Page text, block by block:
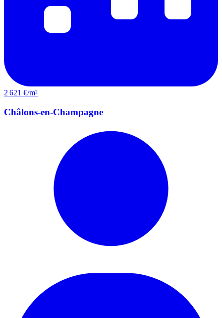
2 621 €/m²
Châlons-en-Champagne